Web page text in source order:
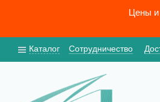
Цены и
Каталог Сотрудничество